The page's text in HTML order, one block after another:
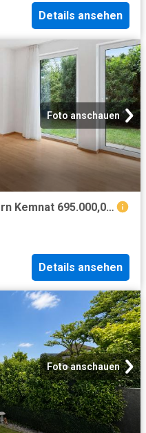
Details ansehen
Foto anschauen
Haus zum Kaufen in Ostfildern Kemnat 695.000,00 EUR 132.58 m²
Details ansehen
Foto anschauen